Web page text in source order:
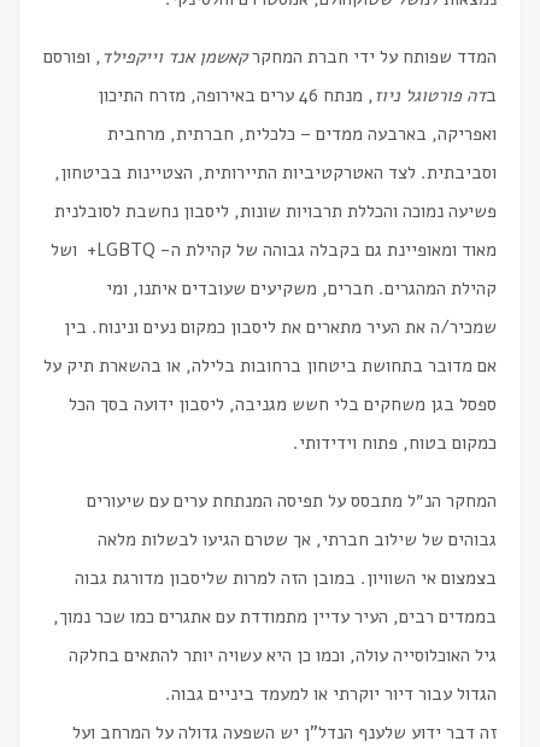
המדד שפותח על ידי חברת המחקרקאשמן אנד וייקפילד, ופורסם
בדה פורטוגל ניוז
, מנתח 46 ערים באירופה, מזרח התיכון
ואפריקה, בארבעה ממדים – כלכלית, חברתית, מרחבית
וסביבתית. לצד האטרקטיביות התיירותית, הצטיינות בביטחון,
פשיעה נמוכה והכללת תרבויות שונות, ליסבון נחשבת לסובלנית
מאוד ומאופיינת גם בקבלה גבוהה של קהילת ה- LGBTQ+ ושל
קהילת המהגרים. חברים, משקיעים שעובדים איתנו, ומי
שמכיר/ה את העיר מתארים את ליסבון כמקום נעים ונינוח. בין
אם מדובר בתחושת ביטחון ברחובות בלילה, או בהשארת תיק על
ספסל בגן משחקים בלי חשש מגניבה, ליסבון ידועה בסך הכל
כמקום בטוח, פתוח וידידותי.
המחקר הנ״ל מתבסס על תפיסה המנתחת ערים עם שיעורים
גבוהים של שילוב חברתי, אך שטרם הגיעו לבשלות מלאה
בצמצום אי השוויון. במובן הזה למרות שליסבון מדורגת גבוה
בממדים רבים, העיר עדיין מתמודדת עם אתגרים כמו שכר נמוך,
גיל האוכלוסייה עולה, וכמו כן היא עשויה יותר להתאים בחלקה
הגדול עבור דיור יוקרתי או למעמד ביניים גבוה.
זה דבר ידוע שלענף הנדל"ן יש השפעה גדולה על המרחב ועל